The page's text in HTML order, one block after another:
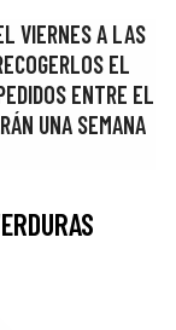
VIERNES A LAS
EL
ENTRE EL
UNA SEMANA